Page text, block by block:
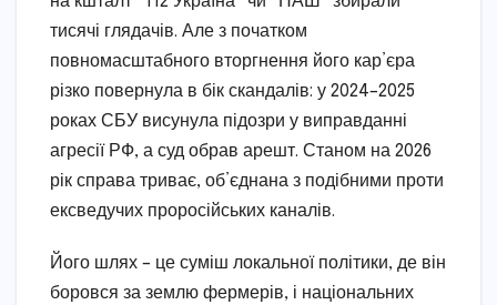
тисячі глядачів. Але з початком
повномасштабного вторгнення його кар’єра
різко повернула в бік скандалів: у 2024–2025
роках СБУ висунула підозри у виправданні
агресії РФ, а суд обрав арешт. Станом на 2026
рік справа триває, об’єднана з подібними проти
ексведучих проросійських каналів.
Його шлях – це суміш локальної політики, де він
боровся за землю фермерів, і національних